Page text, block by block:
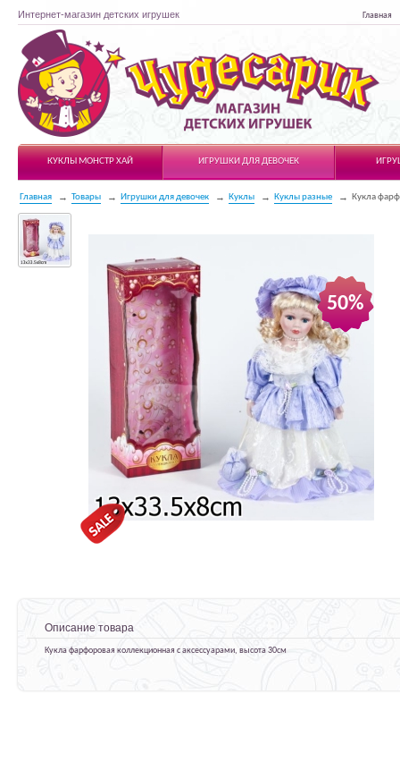
Интернет-магазин детских игрушек Главная
Чудесарик
КУКЛЫ МОНСТР ХАЙ
ИГРУШКИ ДЛЯ ДЕВОЧЕК
Главная Товары Игрушки для девочек Куклы Куклы разные Кукла
50%
Описание товара
Кукла фарфоровая коллекционная с аксессуарами, высота 30см